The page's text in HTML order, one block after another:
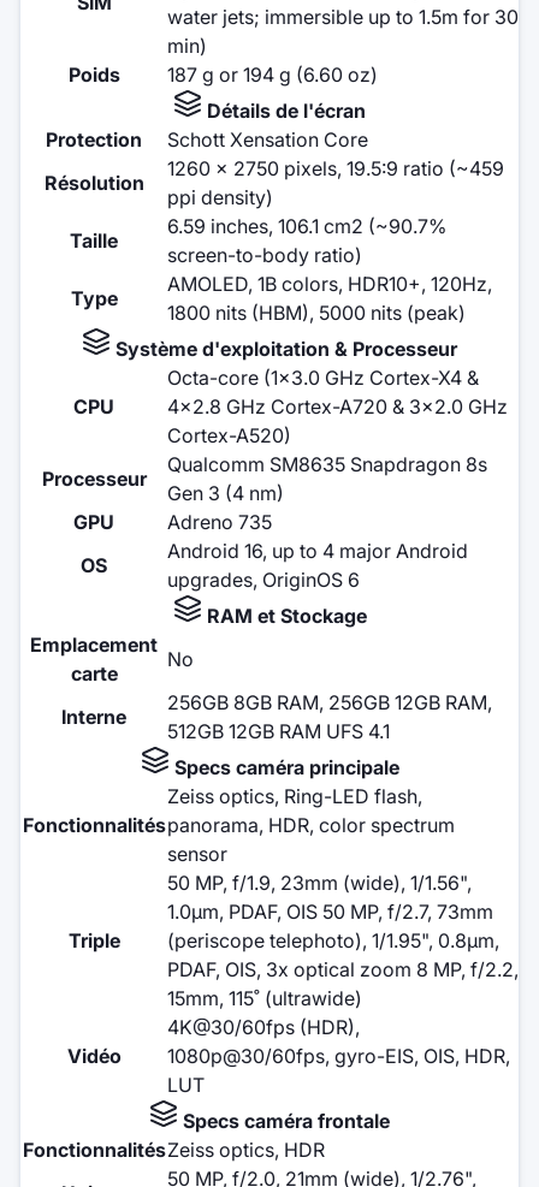
water jets; immersible up to 1.5m for 30
min)
Poids
187 g or 194 g (6.60 oz)
Détails de l'écran
Protection
Schott Xensation Core
Résolution
1260 x 2750 pixels, 19.5:9 ratio (~459
ppi density)
Taille
6.59 inches, 106.1 cm2 (~90.7%
screen-to-body ratio)
Type
AMOLED, 1B colors, HDR10+, 120Hz,
1800 nits (HBM), 5000 nits (peak)
Système d'exploitation & Processeur
CPU
Octa-core (1x3.0 GHz Cortex-X4 &
4x2.8 GHz Cortex-A720 & 3x2.0 GHz
Cortex-A520)
Processeur
Qualcomm SM8635 Snapdragon 8s
Gen 3 (4 nm)
GPU
Adreno 735
OS
Android 16, up to 4 major Android
upgrades, OriginOS 6
RAM et Stockage
Emplacement
carte
No
Interne
256GB 8GB RAM, 256GB 12GB RAM,
512GB 12GB RAM UFS 4.1
Specs caméra principale
Fonctionnalités
Zeiss optics, Ring-LED flash,
panorama, HDR, color spectrum
sensor
Triple
50 MP, f/1.9, 23mm (wide), 1/1.56",
1.0µm, PDAF, OIS 50 MP, f/2.7, 73mm
(periscope telephoto), 1/1.95", 0.8µm,
PDAF, OIS, 3x optical zoom 8 MP, f/2.2,
15mm, 115˚ (ultrawide)
Vidéo
4K@30/60fps (HDR),
1080p@30/60fps, gyro-EIS, OIS, HDR,
LUT
Specs caméra frontale
FonctionnalitésZeiss optics, HDR
50 MP, f/2.0, 21mm (wide), 1/2.76",